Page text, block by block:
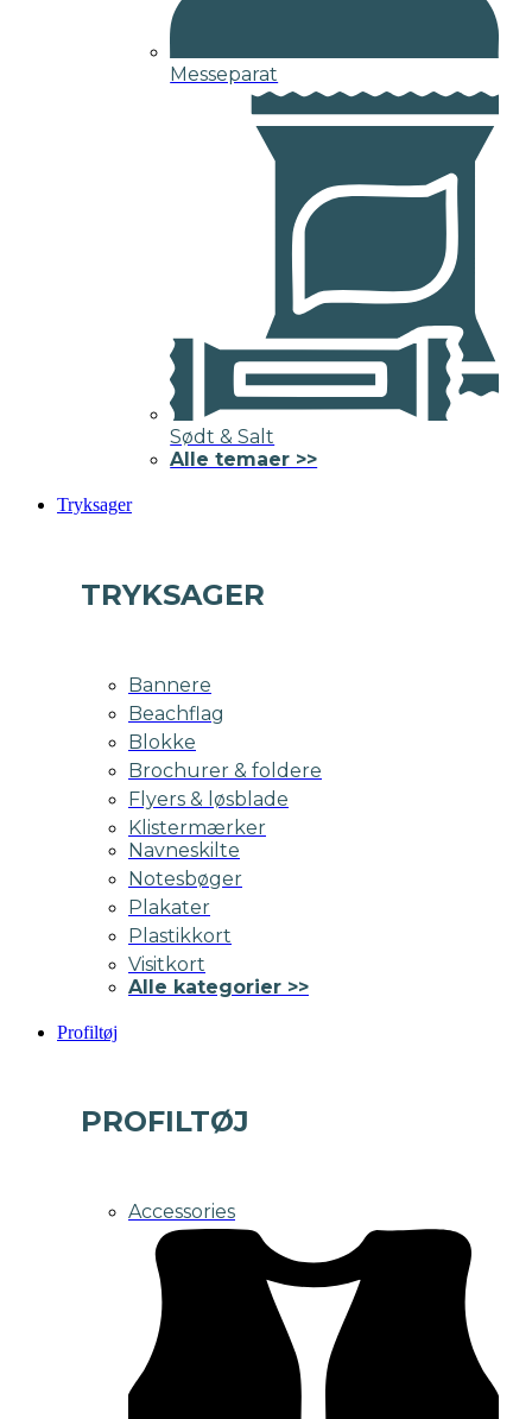
Messeparat
Sødt & Salt
Alle temaer >>
Tryksager
TRYKSAGER
Bannere
Beachflag
Blokke
Brochurer & foldere
Flyers & løsblade
Klistermærker
Navneskilte
Notesbøger
Plakater
Plastikkort
Visitkort
Alle kategorier >>
Profiltøj
PROFILTØJ
Accessories